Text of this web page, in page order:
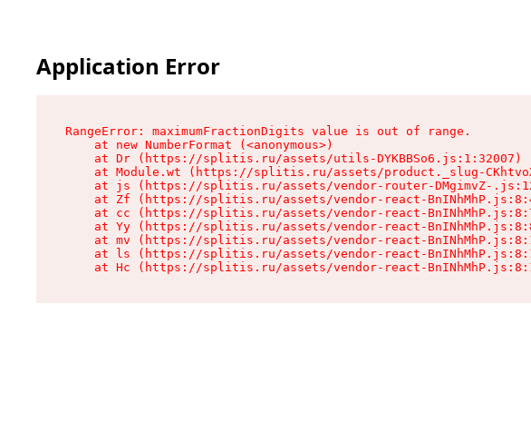
Application Error
RangeError: maximumFractionDigits value is out of range.
    at new NumberFormat (<anonymous>)
    at Dr (https://splitis.ru/assets/utils-DYKBBSo6.js:1:32007)
at Module.wt (https://splitis.ru/assets/product._slug-
at js (https://splitis.ru/assets/vendor-router-DMgimvZ-
at Zf (https://splitis.ru/assets/vendor-react-
at cc (https://splitis.ru/assets/vendor-react-
at Yy (https://splitis.ru/assets/vendor-react-
at mv (https://splitis.ru/assets/vendor-react-
at ls (https://splitis.ru/assets/vendor-react-
at Hc (https://splitis.ru/assets/vendor-react-